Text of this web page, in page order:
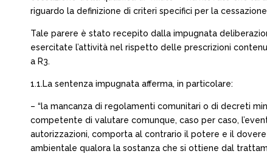
riguardo la definizione di criteri specifici per la
Tale parere è stato recepito dalla impugnata
esercitate l’attività nel rispetto delle prescrizioni
a R3.
1.1.La sentenza impugnata afferma, in particolare:
– “la mancanza di regolamenti comunitari o di decreti
competente di valutare comunque, caso per caso,
autorizzazioni, comporta al contrario il potere e il
ambientale qualora la sostanza che si ottiene dal